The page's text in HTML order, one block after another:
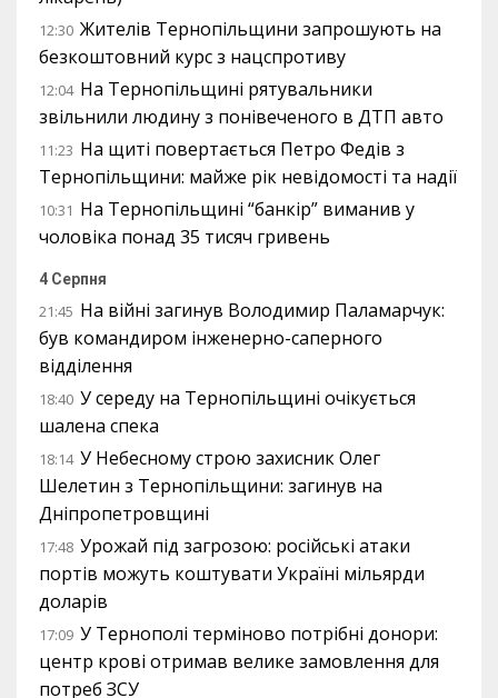
12:30 Жителів Тернопільщини запрошують на
безкоштовний курс з нацспротиву
12:04 На Тернопільщині рятувальники
звільнили людину з понівеченого в ДТП авто
11:23 На щиті повертається Петро Федів з
Тернопільщини: майже рік невідомості та надії
10:31 На Тернопільщині “банкір” виманив у
чоловіка понад 35 тисяч гривень
4 Серпня
21:45 На війні загинув Володимир Паламарчук:
був командиром інженерно-саперного
відділення
18:40 У середу на Тернопільщині очікується
шалена спека
18:14 У Небесному строю захисник Олег
Шелетин з Тернопільщини: загинув на
Дніпропетровщині
17:48 Урожай під загрозою: російські атаки
портів можуть коштувати Україні мільярди
доларів
17:09 У Тернополі терміново потрібні донори:
центр крові отримав велике замовлення для
потреб ЗСУ